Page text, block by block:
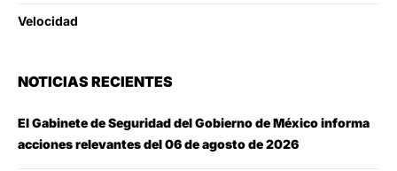
Velocidad
NOTICIAS RECIENTES
El Gabinete de Seguridad del Gobierno de México informa
acciones relevantes del 06 de agosto de 2026